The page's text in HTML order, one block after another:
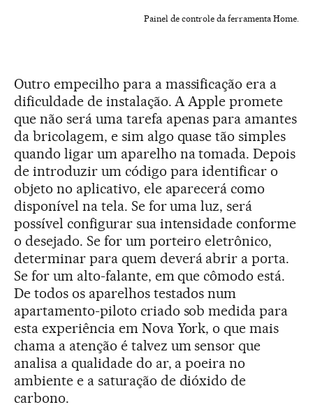
Painel de controle da ferramenta Home.
Outro empecilho para a massificação era a
dificuldade de instalação. A Apple promete
que não será uma tarefa apenas para amantes
da bricolagem, e sim algo quase tão simples
quando ligar um aparelho na tomada. Depois
de introduzir um código para identificar o
objeto no aplicativo, ele aparecerá como
disponível na tela. Se for uma luz, será
possível configurar sua intensidade conforme
o desejado. Se for um porteiro eletrônico,
determinar para quem deverá abrir a porta.
Se for um alto-falante, em que cômodo está.
De todos os aparelhos testados num
apartamento-piloto criado sob medida para
esta experiência em Nova York, o que mais
chama a atenção é talvez um sensor que
analisa a qualidade do ar, a poeira no
ambiente e a saturação de dióxido de
carbono.